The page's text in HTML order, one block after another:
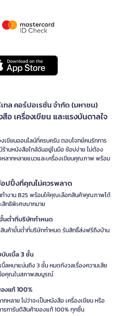
ทล คอร์ปอเรชั่น จำกัด (มหาชน)
อ เครื่องเขียน และแรงบันดาลใจ
เขียนออนไลน์ที่ครบครัน ตอบโจทย์คนรักการ
านหนังสือใกล้ฉันอยู่ในมือ ช้อปง่าย ไม่ต้อง
ลากหลายแนวและเครื่องเขียนคุณภาพ พร้อม
อปปิ้งที่คุณไม่ควรพลาด
ำงาน B2S พร้อมให้คุณเลือกสินค้าคุณภาพได้
สิทธิพิเศษมากมาย
นต่ำที่บริษัทกำหนด
นค้าขั้นต่ำที่บริษัทกำหนด รับสิทธิ์ส่งฟรีถึงบ้าน
บเบิ้ล 3 ชั้น
ลหนาแน่นถึง 3 ชั้น หมดกังวลเรื่องความเสีย
อคุณในสภาพสมบูรณ์
งแท้ 100%
หลาย ไม่ว่าจะเป็นหนังสือ เครื่องเขียน หรือ
รการันตีสินค้าของแท้ 100% ทุกชิ้น